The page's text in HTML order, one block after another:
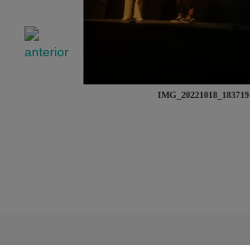
IMG_20221018_183719